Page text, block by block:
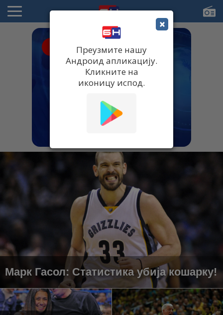
Марк Гасол: Статистика убија кошарку!
×
Преузмите нашу
Андроид апликацију.
Кликните на
иконицу испод.